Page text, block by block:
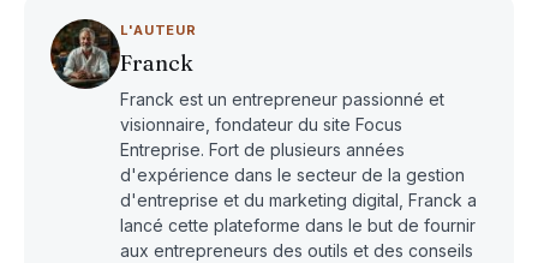
L'AUTEUR
Franck
Franck est un entrepreneur passionné et
visionnaire, fondateur du site Focus
Entreprise. Fort de plusieurs années
d'expérience dans le secteur de la gestion
d'entreprise et du marketing digital, Franck a
lancé cette plateforme dans le but de fournir
aux entrepreneurs des outils et des conseils